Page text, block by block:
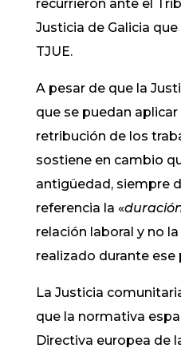
recurrieron ante el
Justicia de Galicia
TJUE.
A pesar de que la
que se puedan
retribución de los
sostiene en cambio
antigüedad, siempre
referencia la «
relación laboral y no
realizado durante ese
La Justicia
que la normativa
Directiva europea de